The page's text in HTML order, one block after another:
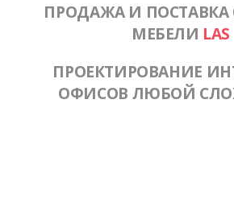
ПРОДАЖА И
МЕБЕЛИ LAS
ПРОЕКТИРОВАНИЕ
ОФИСОВ ЛЮБОЙ